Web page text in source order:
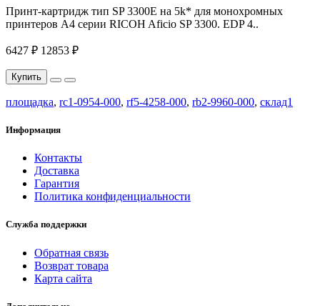
Принт-картридж тип SP 3300E на 5k* для монохромных
принтеров A4 серии RICOH Aficio SP 3300. EDP 4..
6427 ₽ 12853 ₽
Купить
площадка, rc1-0954-000, rf5-4258-000, rb2-9960-000, склад1
Информация
Контакты
Доставка
Гарантия
Политика конфиденциальности
Служба поддержки
Обратная связь
Возврат товара
Карта сайта